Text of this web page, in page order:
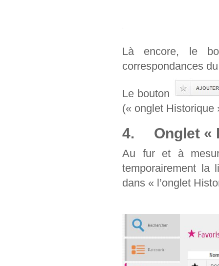
Là encore, le
correspondances
Le bouton
(« onglet Historique
4. Onglet «
Au fur et à
temporairement la
dans « l’onglet